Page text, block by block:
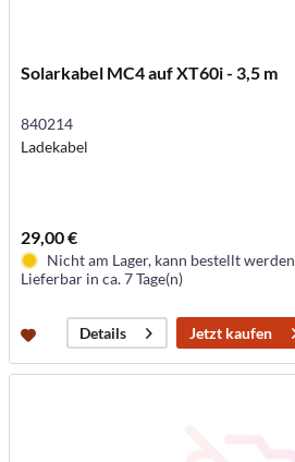
Solarkabel MC4 auf XT60i - 3,5 m
840214
Ladekabel
29,00 €
Nicht am Lager, kann bestellt werden
Lieferbar in ca. 7 Tage(n)
Details Jetzt kaufen